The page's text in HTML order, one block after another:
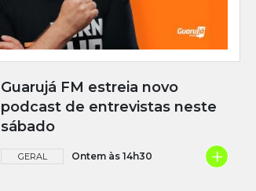
Guarujá FM estreia novo
podcast de entrevistas neste
sábado
GERAL Ontem às 14h30 +